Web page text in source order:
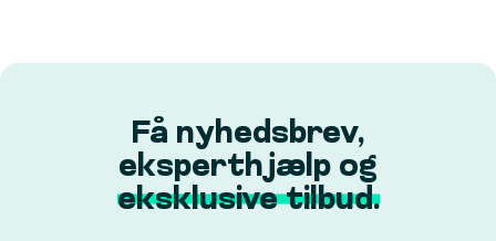
Få nyhedsbrev,
eksperthjælp og
eksklusive tilbud.